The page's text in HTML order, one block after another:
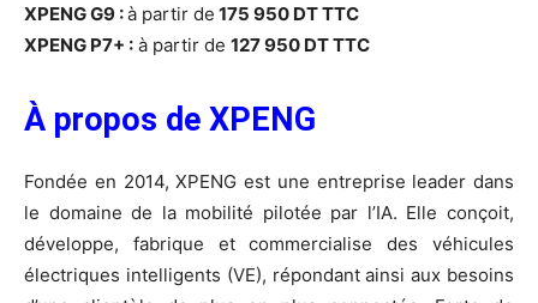
XPENG G9 :à partir de 175 950 DT TTC
XPENG P7+ : à partir de 127 950 DT TTC
À propos de XPENG
Fondée en 2014, XPENG est une entreprise leader dans
le domaine de la mobilité pilotée par l’IA. Elle conçoit,
développe, fabrique et commercialise des véhicules
électriques intelligents (VE), répondant ainsi aux besoins